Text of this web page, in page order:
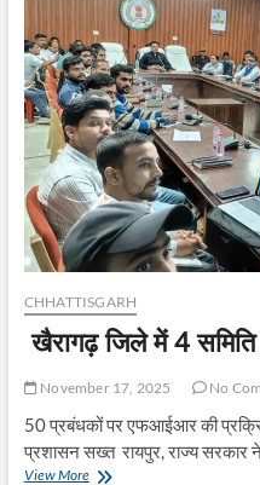
CHHATTISGARH
खैरागढ़ जिले में 4
November 17, 2025 No
50 प्रबंधकों पर एफआईआर की
प्रशासन सख्त रायपुर, राज्य सरकार
View Moreखैरागढ़